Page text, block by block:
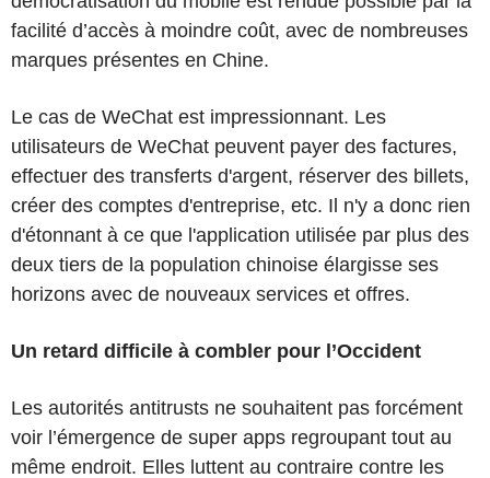
facilité d’accès à moindre coût, avec de nombreuses
marques présentes en Chine.
Le cas de WeChat est impressionnant. Les
utilisateurs de WeChat peuvent payer des factures,
effectuer des transferts d'argent, réserver des billets,
créer des comptes d'entreprise, etc. Il n'y a donc rien
d'étonnant à ce que l'application utilisée par plus des
deux tiers de la population chinoise élargisse ses
horizons avec de nouveaux services et offres.
Un retard difficile à combler pour l’Occident
Les autorités antitrusts ne souhaitent pas forcément
voir l’émergence de super apps regroupant tout au
même endroit. Elles luttent au contraire contre les